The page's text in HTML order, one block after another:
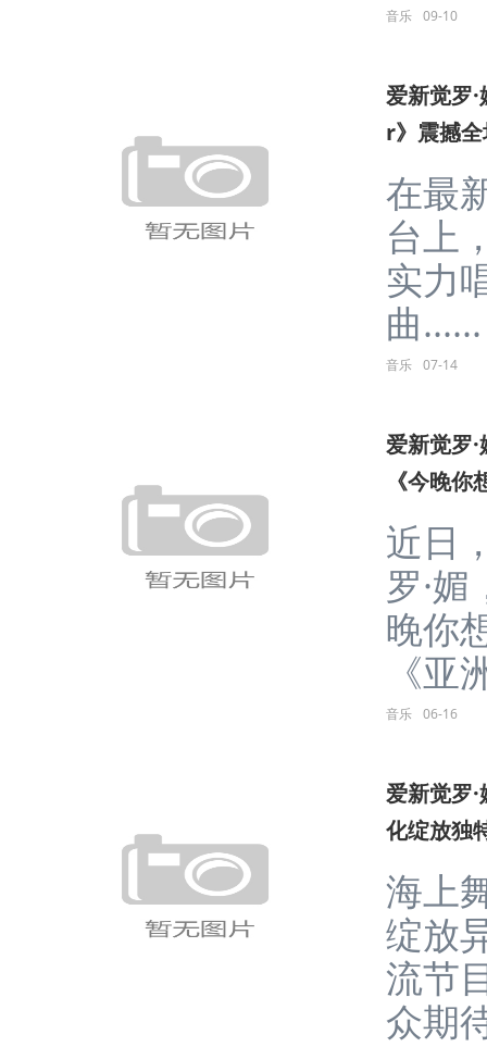
音乐 09-10
爱新觉罗
r》震撼
在最
台上
实力
曲......
音乐 07-14
爱新觉罗
《今晚
近日
罗·
晚你
《亚
音乐 06-16
爱新觉罗
化绽放独
海上
绽放
流节
众期